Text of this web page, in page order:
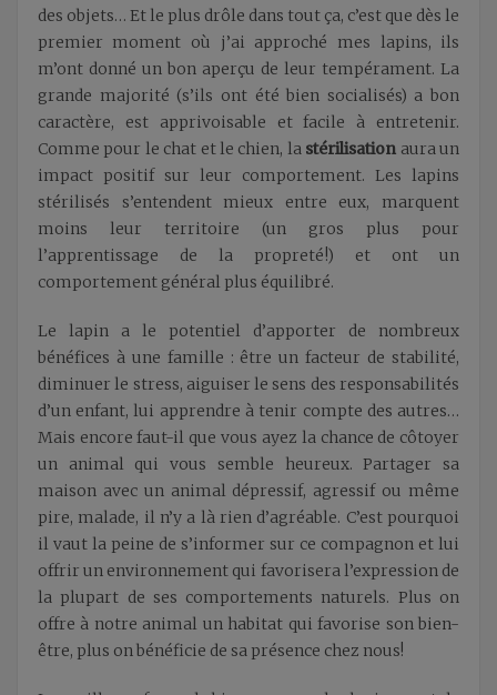
des objets… Et le plus drôle dans tout ça, c’est que dès le
premier moment où j’ai approché mes lapins, ils
m’ont donné un bon aperçu de leur tempérament. La
grande majorité (s’ils ont été bien socialisés) a bon
caractère, est apprivoisable et facile à entretenir.
Comme pour le chat et le chien, la stérilisation aura un
impact positif sur leur comportement. Les lapins
stérilisés s’entendent mieux entre eux, marquent
moins leur territoire (un gros plus pour
l’apprentissage de la propreté!) et ont un
comportement général plus équilibré.
Le lapin a le potentiel d’apporter de nombreux
bénéfices à une famille : être un facteur de stabilité,
diminuer le stress, aiguiser le sens des responsabilités
d’un enfant, lui apprendre à tenir compte des autres…
Mais encore faut-il que vous ayez la chance de côtoyer
un animal qui vous semble heureux. Partager sa
maison avec un animal dépressif, agressif ou même
pire, malade, il n’y a là rien d’agréable. C’est pourquoi
il vaut la peine de s’informer sur ce compagnon et lui
offrir un environnement qui favorisera l’expression de
la plupart de ses comportements naturels. Plus on
offre à notre animal un habitat qui favorise son bien-
être, plus on bénéficie de sa présence chez nous!